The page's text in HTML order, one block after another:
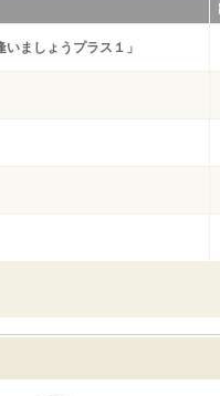
ましょうプラス１」